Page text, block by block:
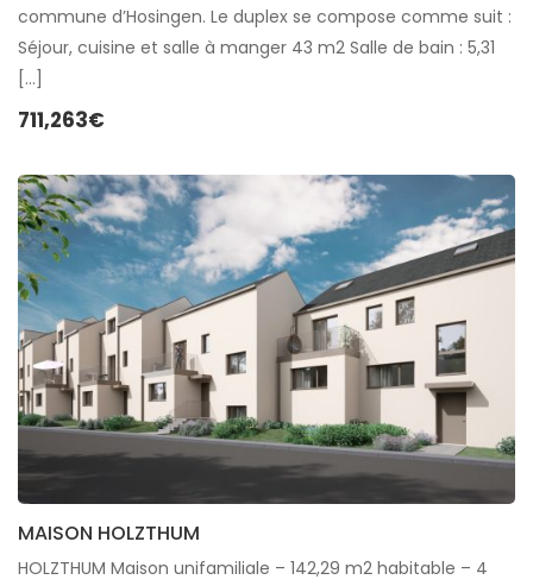
commune d’Hosingen. Le duplex se compose comme suit :
Séjour, cuisine et salle à manger 43 m2 Salle de bain : 5,31
[…]
711,263€
MAISON HOLZTHUM
HOLZTHUM Maison unifamiliale – 142,29 m2 habitable – 4